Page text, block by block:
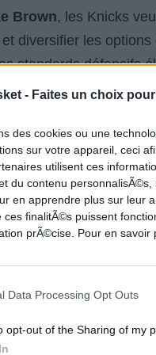
- Faites un choix
des cookies ou une
sur votre appareil, ceci
utilisent ces
du contenu
en apprendre plus sur leur
ces finalitÃ©s puissent
prÃ©cise. Pour en savoir
Data Processing Opt Outs
opt-out of the Sharing of my
Brown, les Knicks
diversifier les
standards défensifs
l'accent sur les
du projet, et son rôle
marquée ?